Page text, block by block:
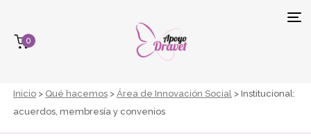
0
Inicio > Qué hacemos > Área de Innovación Social > Institucional:
acuerdos, membresía y convenios